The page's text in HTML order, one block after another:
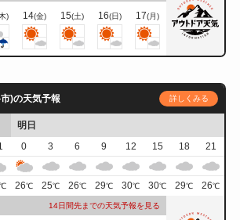
) 14(金) 15(土) 16(日) 17(月)
)の天気予報 詳しくみる
明日
0 3 6 9 12 15 18
21
℃ 26℃ 25℃ 26℃ 29℃ 30℃ 30℃ 29℃ 26℃
14日間先までの天気予報を見る